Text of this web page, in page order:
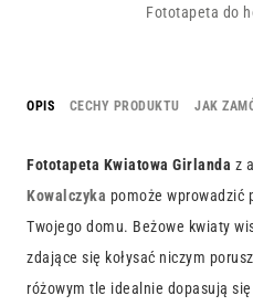
OPIS CECHY PRODUKTU JAK
Fototapeta Kwiatowa Girlanda z
Kowalczyka pomoże wprowadzić
Twojego domu. Beżowe kwiaty
zdające się kołysać niczym
różowym tle idealnie dopasują
Fototapeta do